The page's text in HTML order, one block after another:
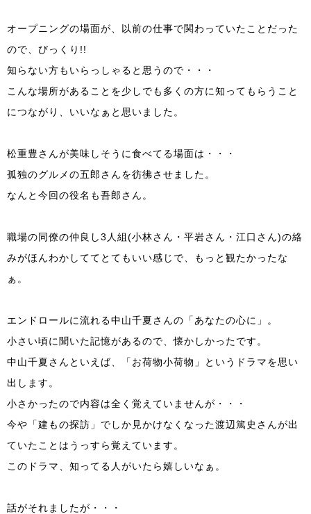
オープニングの場面が、以前の仕事で関わっていたことだった
ので、びっくり!!
知らない方もいらっしゃると思うので・・・
こんな場所があることを少しでも多くの方に知ってもらうこと
につながり、いいなぁと思いました。
松重豊さんが美味しそうに食べてる場面は・・・
孤独のグルメの五郎さんを彷彿させました。
なんと今回の役名も吾郎さん。
職場の同僚の仲良し3人組(小林さん・平岩さん・江口さん)の絡
みがほんわかしててとてもいい感じで、もっと観たかったな
ぁ。
エンドロールに流れる中山千夏さんの「あなたの心に」。
小さい頃に聞いた記憶があるので、懐かしかったです。
中山千夏さんといえば、「お荷物小荷物」というドラマを思い
出します。
小さかったので内容は全く覚えていませんが・・・
今や「建もの探訪」でしか見かけなくなった渡辺篤史さんが出
ていたことはうっすら覚えています。
このドラマ、知ってる人がいたら嬉しいなぁ。
話がそれましたが・・・